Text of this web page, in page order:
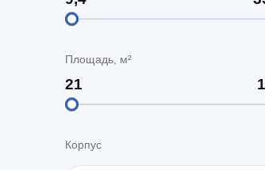
новостройки
Площадь, м²
Корпус